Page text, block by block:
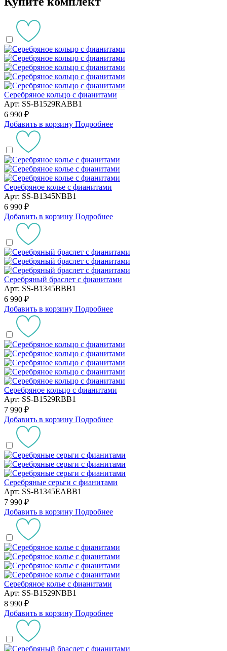
Серебряное кольцо с фианитами
Арт: SS-B1529RABB1
6 990 ₽
Добавить в корзину Подробнее
Серебряное колье с фианитами
Арт: SS-B1345NBB1
6 990 ₽
Добавить в корзину Подробнее
Серебряный браслет с фианитами
Арт: SS-B1345BBB1
6 990 ₽
Добавить в корзину Подробнее
Серебряное кольцо с фианитами
Арт: SS-B1529RBB1
7 990 ₽
Добавить в корзину Подробнее
Серебряные серьги с фианитами
Арт: SS-B1345EABB1
7 990 ₽
Добавить в корзину Подробнее
Серебряное колье с фианитами
Арт: SS-B1529NBB1
8 990 ₽
Добавить в корзину Подробнее